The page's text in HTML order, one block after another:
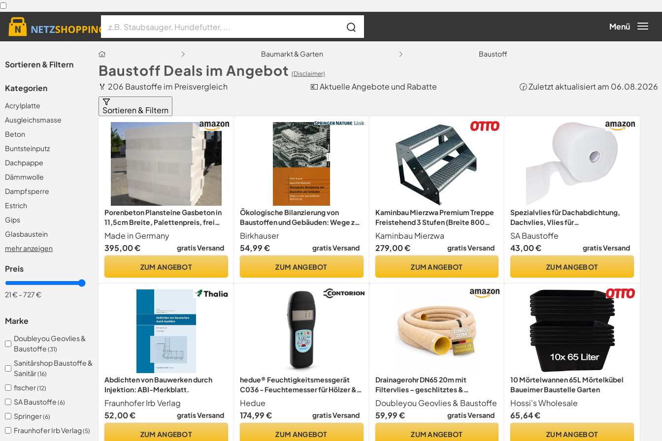
Menü
Sortieren & Filtern
Kategorien
Acrylplatte
Ausgleichsmasse
Beton
Buntsteinputz
Dachpappe
Dämmwolle
Dampfsperre
Estrich
Gips
Glasbaustein
mehr anzeigen
Preis
21 € -727 €
Marke
Doubleyou Geovlies &
Baustoffe (31)
Sanitärshop Baustoffe &
Sanitär(16)
fischer(12)
SA Baustoffe (6)
Springer(6)
Fraunhofer Irb Verlag(5)
Baumarkt & Garten Baustoff
Baustoff Deals im Angebot (Disclaimer)
🏅 206 Baustoffe im Preisvergleich 💶 Aktuelle Angebote und Rabatte 🕝 Zuletzt aktualisiert am 06.08.2026
Sortieren & Filtern
Porenbeton Plansteine Gasbeton in
11,5cm Breite, Palettenpreis, frei
Haus geliefert (weiß)
Made in Germany
395,00 €
gratis Versand
ZUM ANGEBOT
Ökologische Bilanzierung von
Baustoffen und Gebäuden: Wege zu
einer ganzheitlichen Bilanzierung
(BauPraxis)
Birkhauser
54,99 €
gratis Versand
ZUM ANGEBOT
Kaminbau Mierzwa Premium Treppe
Freistehend 3 Stufen (Breite 800
mm) (Höhe 57cm) Wetterfest
Gitterroststufe Gartentreppe
Kaminbau Mierzwa
279,00 €
gratis Versand
ZUM ANGEBOT
Spezialvlies für Dachabdichtung,
Dachvlies, Vlies für
Flüssigkunststoff, 110 g/m2,
0,25x50m, Stabilisierungsvlies,
Bauvliesstoff zur Armierung von
SA Baustoffe
43,00 €
gratis Versand
ZUM ANGEBOT
Abdichten von Bauwerken durch
Injektion: ABI-Merkblatt.
Fraunhofer Irb Verlag
52,00 €
gratis Versand
ZUM ANGEBOT
hedue® Feuchtigkeitsmessgerät
C036 - Feuchtemesser für Hölzer &
Baustoffe zwischen 200-3000
kg/m³, Holzfeuchtemessgerät,
Feuchtigkeitsmessgerät Holz
Hedue
174,99 €
gratis Versand
ZUM ANGEBOT
Drainagerohr DN65 20m mit
Filtervlies – geschlitztes &
perforiertes PVC Sickerrohr flexibel
– verhindert Verstopfung und
Verschlammung
Doubleyou Geovlies & Baustoffe
59,99 €
gratis Versand
ZUM ANGEBOT
10 Mörtelwannen 65L Mörtelkübel
Baueimer Baustelle Garten
Hossi's Wholesale
65,64 €
ZUM ANGEBOT